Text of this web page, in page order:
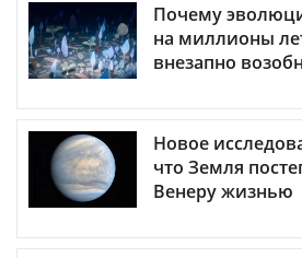
Почему
на миллионы
внезапно
Новое
что Земля
Венеру жизнью